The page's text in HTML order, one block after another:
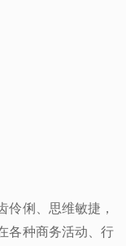
伶俐、思维敏捷，
各种商务活动、行